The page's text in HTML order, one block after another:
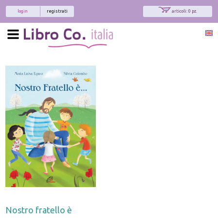
articoli: 0 pz.
registrati
login
Nostro fratello è